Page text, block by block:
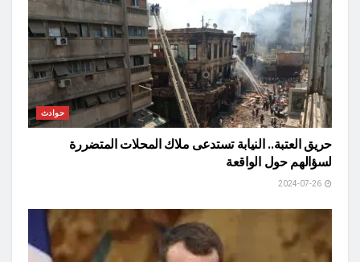
حوادث
حريق العتبة.. النيابة تستدعى ملاك المحلات المتضررة
لسؤالهم حول الواقعة